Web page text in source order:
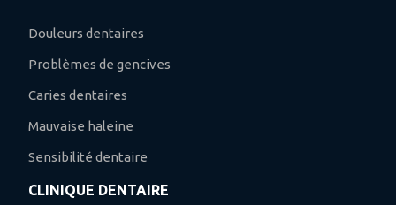
Douleurs dentaires
Problèmes de gencives
Caries dentaires
Mauvaise haleine
Sensibilité dentaire
CLINIQUE DENTAIRE